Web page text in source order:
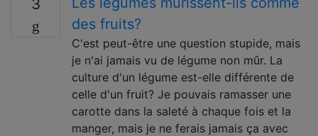
3
des fruits?
C'est peut-être une question stupide, mais
je n'ai jamais vu de légume non mûr. La
culture d'un légume est-elle différente de
celle d'un fruit? Je pouvais ramasser une
carotte dans la saleté à chaque fois et la
manger, mais je ne ferais jamais ça avec